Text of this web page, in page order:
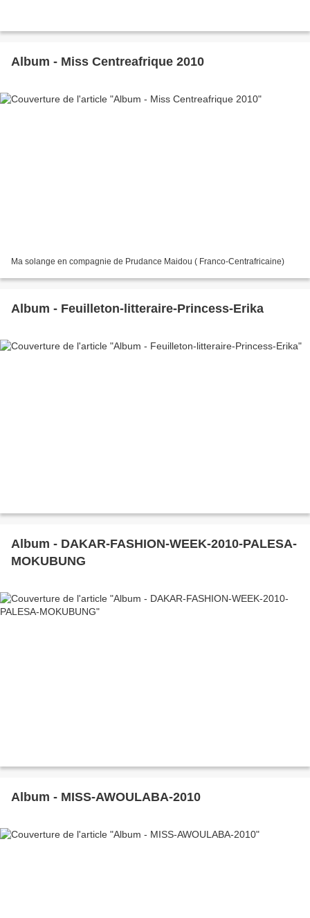
Album - Miss Centreafrique 2010
Ma solange en compagnie de Prudance Maidou ( Franco-Centrafricaine)
Album - Feuilleton-litteraire-Princess-Erika
Album - DAKAR-FASHION-WEEK-2010-PALESA-
MOKUBUNG
Album - MISS-AWOULABA-2010